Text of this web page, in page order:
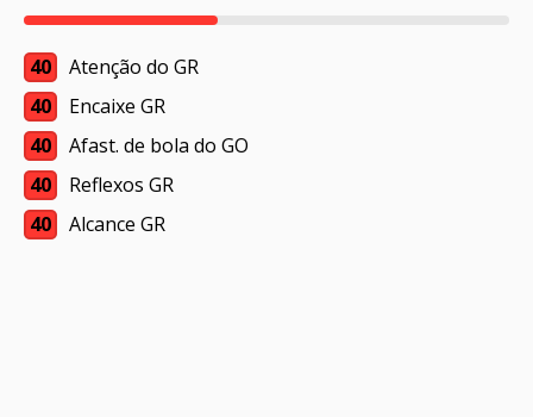
40
Atenção do GR
40
Encaixe GR
40
Afast. de bola do GO
40
Reflexos GR
40
Alcance GR